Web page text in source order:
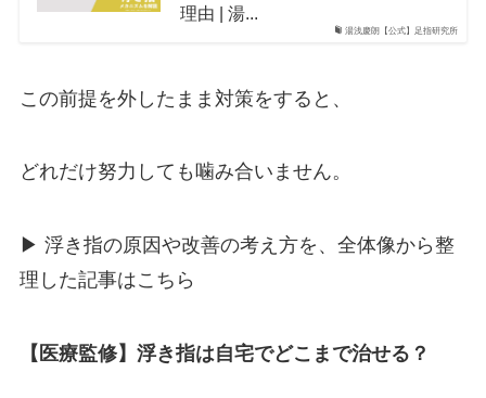
湯浅慶朗【公式】足指研究所
理由 | 湯...
この前提を外したまま対策をすると、
どれだけ努力しても噛み合いません。
▶︎ 浮き指の原因や改善の考え方を、全体像から整
理した記事はこちら
【医療監修】浮き指は自宅でどこまで治せる？